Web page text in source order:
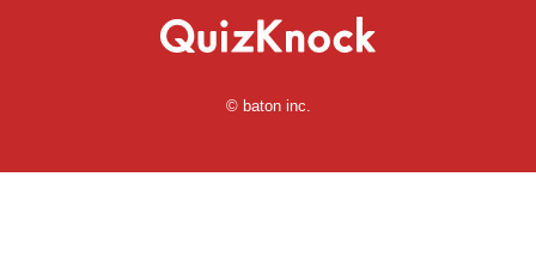
© baton inc.